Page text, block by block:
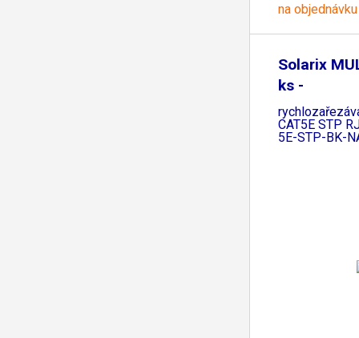
na objednávku
Solarix
ks -
CAT5E STP
5E-STP-BK-